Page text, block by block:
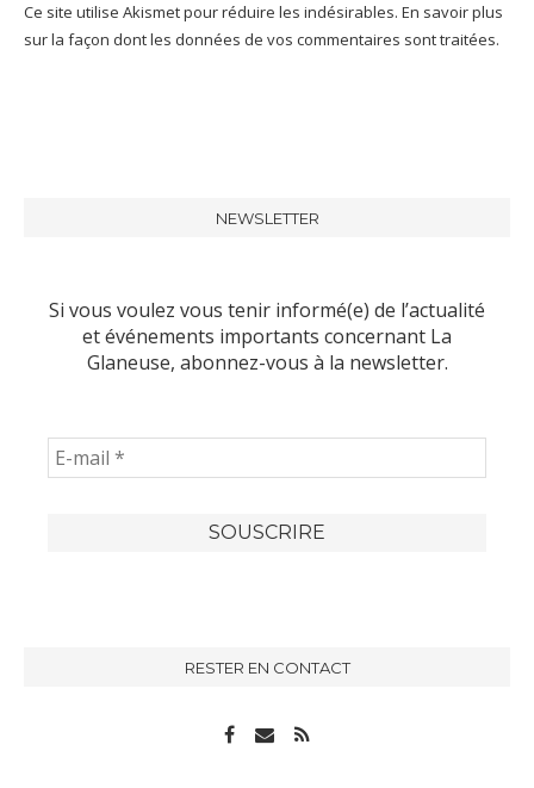
Ce site utilise Akismet pour réduire les indésirables. En savoir plus
sur la façon dont les données de vos commentaires sont traitées.
NEWSLETTER
Si vous voulez vous tenir informé(e) de l’actualité
et événements importants concernant La
Glaneuse, abonnez-vous à la newsletter.
RESTER EN CONTACT